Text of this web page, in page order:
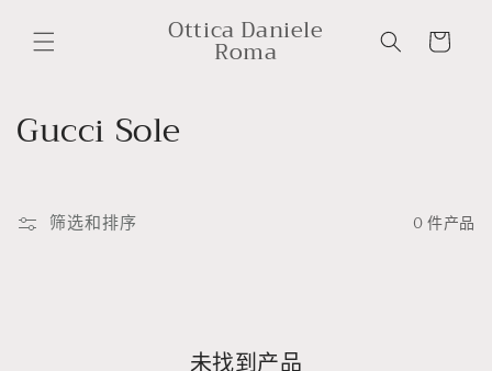
容
Ottica Daniele
Roma
物
收
:
Gucci Sole
筛选和排序 0 件产品